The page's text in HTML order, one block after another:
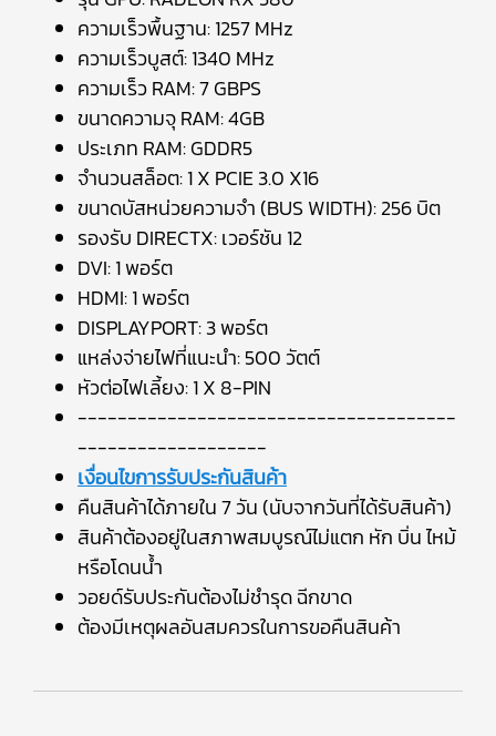
ความเร็วพื้นฐาน: 1257 MHz
ความเร็วบูสต์: 1340 MHz
ความเร็ว RAM: 7 GBPS
ขนาดความจุ RAM: 4GB
ประเภท RAM: GDDR5
จำนวนสล็อต: 1 X PCIE 3.0 X16
ขนาดบัสหน่วยความจำ (BUS WIDTH): 256 บิต
รองรับ DIRECTX: เวอร์ชัน 12
DVI: 1 พอร์ต
HDMI: 1 พอร์ต
DISPLAYPORT: 3 พอร์ต
แหล่งจ่ายไฟที่แนะนำ: 500 วัตต์
หัวต่อไฟเลี้ยง: 1 X 8-PIN
--------------------------------------
-------------------
เงื่อนไขการรับประกันสินค้า
คืนสินค้าได้ภายใน 7 วัน (นับจากวันที่ได้รับสินค้า)
สินค้าต้องอยู่ในสภาพสมบูรณ์ไม่แตก หัก บิ่น ไหม้
หรือโดนน้ำ
วอยด์รับประกันต้องไม่ชำรุด ฉีกขาด
ต้องมีเหตุผลอันสมควรในการขอคืนสินค้า